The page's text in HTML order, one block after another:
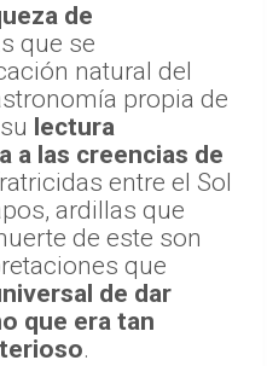
de
que se
natural del
propia de
lectura
a las creencias de
entre el Sol
ardillas que
de este son
que
de dar
que era tan
.